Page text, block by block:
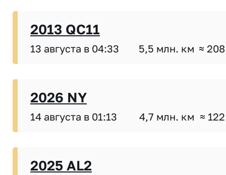
2013 QC11
13 августа в 04:33 5,5 млн. км ≈
2026 NY
14 августа в 01:13 4,7 млн. км ≈
2025 AL2